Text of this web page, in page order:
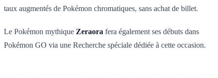
taux augmentés de Pokémon chromatiques, sans achat de billet.
Le Pokémon mythique Zeraora fera également ses débuts dans
Pokémon GO via une Recherche spéciale dédiée à cette occasion.